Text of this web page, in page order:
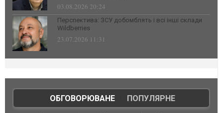
03.08.2026 20:24
Перспектива: ЗСУ добомблять і всі інші склади
Wildberries
23.07.2026 11:31
ОБГОВОРЮВАНЕ| ПОПУЛЯРНЕ